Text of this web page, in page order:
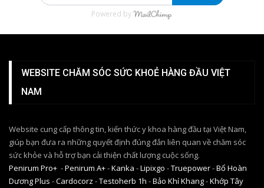
Powered by
WEBSITE CHĂM SÓC SỨC KHOẺ HÀNG ĐẦU VIỆT
NAM
Website cung cấp thông tin, kiến thức y khoa hàng đầu tại Việt Nam,
giúp bạn đưa ra những quyết định đúng đắn liên quan về chăm sóc
sức khỏe và hỗ trợ bạn cải thiện chất lượng cuộc sống.
Penirum Pro+ -Penirum A+-Kanka -Lipixgo -Truepower-Bổ Hoàn
Dương Plus -Cardocorz -Testoherb 1h -Bảo Khí Khang-Khớp Tây